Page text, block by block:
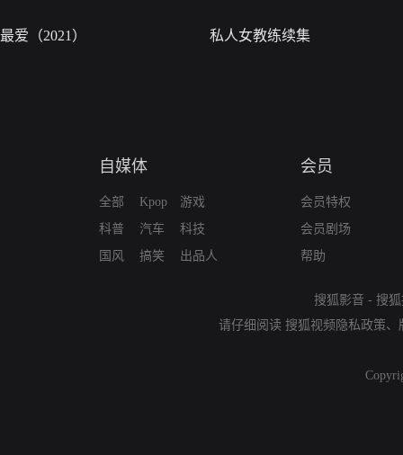
最爱（2021） 私人女教练续集
自媒体
全部
科普
国风
Kpop
汽车
搞笑
游戏
科技
出品人
会员
会员特权
会员剧场
帮助
搜狐影音 - 搜
请仔细阅读 搜狐视频隐私政策、